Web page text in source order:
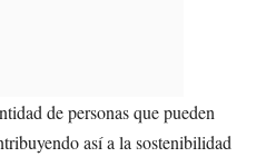
de personas que pueden
así a la sostenibilidad